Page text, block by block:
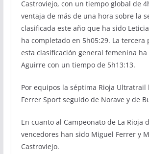
Castroviejo, con un tiempo global de
ventaja de más de una hora sobre la
clasificada este año que ha sido
ha completado en 5h05:29. La tercera
esta clasificación general femenina ha
Aguirre con un tiempo de 5h13:13.
Por equipos la séptima Rioja Ultratrail
Ferrer Sport seguido de Norave y de
En cuanto al Campeonato de La Rioja
vencedores han sido Miguel Ferrer y
Castroviejo.